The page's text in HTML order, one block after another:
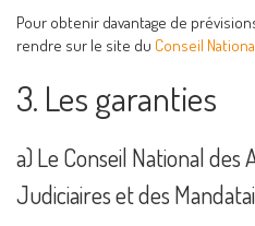
Pour obtenir davantage de
rendre sur le site du Conseil
3. Les garanties
a) Le Conseil National
Judiciaires et des